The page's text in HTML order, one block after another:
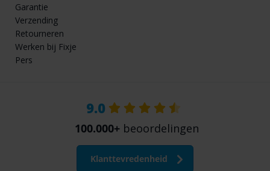
Garantie
Verzending
Retourneren
Werken bij Fixje
Pers
9.0
100.000+ beoordelingen
Klanttevredenheid